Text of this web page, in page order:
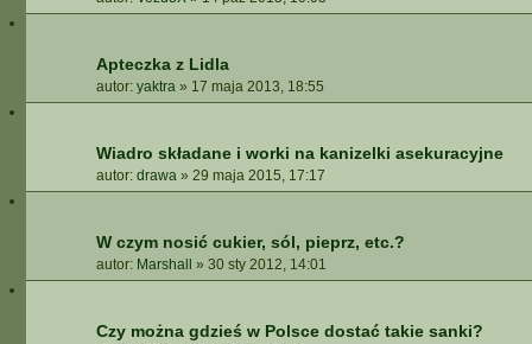
Apteczka z Lidla
autor: yaktra » 17 maja 2013, 18:55
Wiadro składane i worki na kanizelki asekuracyjne
autor: drawa » 29 maja 2015, 17:17
W czym nosić cukier, sól, pieprz, etc.?
autor: Marshall » 30 sty 2012, 14:01
Czy można gdzieś w Polsce dostać takie sanki?